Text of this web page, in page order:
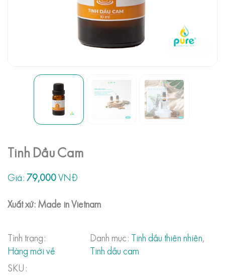
Tinh Dầu Cam
Giá: 79,000 VNĐ
Xuất xứ: Made in Vietnam
Tình trạng:
Hàng mới về
SKU:
Danh mục: Tinh dầu thiên nhiên,
Tinh dầu cam